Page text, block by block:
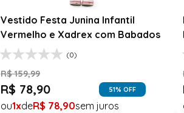
Vestido Festa Junina Infantil
Vermelho e Xadrex com Babados
(0)
R$ 159,99
R$ 78,90 51% OFF
1 R$ 78,90